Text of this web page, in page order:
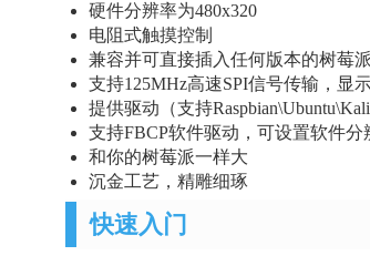
硬件分辨率为480x320
电阻式触摸控制
兼容并可直接插入任何版本的树莓派
支持125MHz高速SPI信号传输，显
提供驱动（支持Raspbian\Ubuntu\Kali
支持FBCP软件驱动，可设置软件分
和你的树莓派一样大
沉金工艺，精雕细琢
快速入门